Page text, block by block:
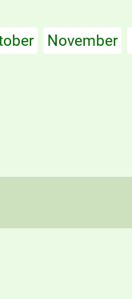
November